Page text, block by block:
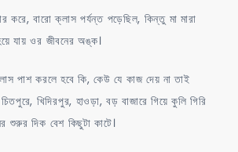
করে, বারো ক্লাস পর্যন্ত পড়েছিল, কিন্তু মা মারা
যায় ওর জীবনের অঙ্ক।
পাশ করলে হবে কি, কেউ যে কাজ দেয় না তাই
খিদিরপুর, হাওড়া, বড় বাজারে গিয়ে কুলি গিরি
শুরুর দিক বেশ কিছুটা কাটে।